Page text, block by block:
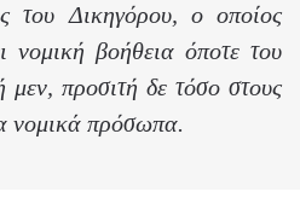
του Δικηγόρου, ο οποίος
νομική βοήθεια όποτε του
μεν, προσιτή δε τόσο στους
νομικά πρόσωπα.